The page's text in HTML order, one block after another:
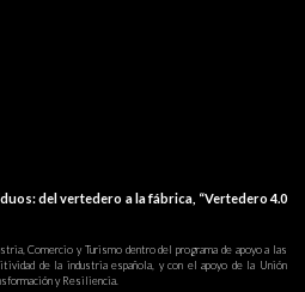
del vertedero a la fábrica, “Vertedero 4.0
Comercio y Turismo dentro del programa de apoyo a las
de la industria española, y con el apoyo de la Unión
y Resiliencia.